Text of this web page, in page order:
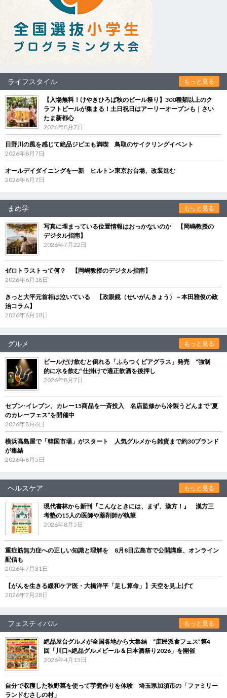
ライフスタイル もっと見る
【入場無料！けやきひろば秋のビール祭り】300種類以上のク
ラフトビールが集まる！土日祝日はアーリーオープンも｜さい
たま新都心
2026年8月7日
日野川の風を感じて絶品ジビエも満喫 鳥取のサイクリングイベント
2026年8月7日
オールデイダイニングを一新 ヒルトン東京お台場、改装進む
2026年8月7日
まめ学 もっと見る
写真に埋まっている位置情報はおっかないのか 【岡嶋教授の
デジタル指南】
2026年7月22日
ゼロトラストって何？ 【岡嶋教授のデジタル指南】
2026年6月18日
きっと大平元首相は泣いている 【政眼鏡（せいがんきょう）－本田雅俊の政
治コラム】
2026年6月10日
グルメ もっと見る
ビールだけ飲むと倒れる「ふらつくビアグラス」発売 “強制
的に水を飲む”仕掛けで適正飲酒を後押し
2026年8月7日
セブン‐イレブン、カレー15商品を一斉投入 名店監修から冷製うどんまで“夏
のカレーフェス”を開催中
2026年8月6日
横浜高島屋で「韓国市場」がスタート 人気グルメから雑貨まで約30ブランド
が集結
2026年8月5日
ヘルスケア もっと見る
現代書林から新刊『こんなときには、まず、漢方！』 漢方三
考塾の15人の医師や薬剤師が執筆
2026年8月5日
重症筋無力症への正しい知識と理解を 8月8日広島市で公開講座、オンライン
配信も
2026年7月31日
【がんを生きる緩和ケア医・大橋洋平「足し算命」】天空を見上げて
2026年7月28日
フェスティバル もっと見る
絶品屋台グルメが全国各地から大集結 “庶民派食フェス”第4
回「川口×絶品グルメビール＆日本酒祭り2026」を開催
2026年4月15日
自分で収穫した秋野菜を使って芋煮作りを体験 埼玉県加須市の「ファミリー
ランドむさしの村」